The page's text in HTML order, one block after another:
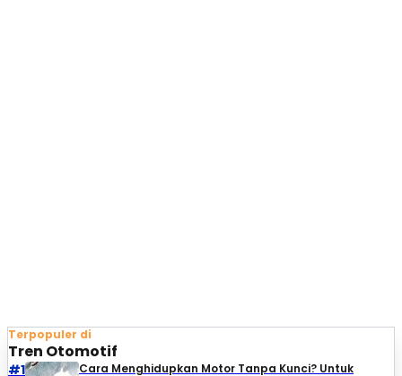
Terpopuler di
Tren Otomotif
#1
Cara Menghidupkan Motor Tanpa Kunci? Untuk